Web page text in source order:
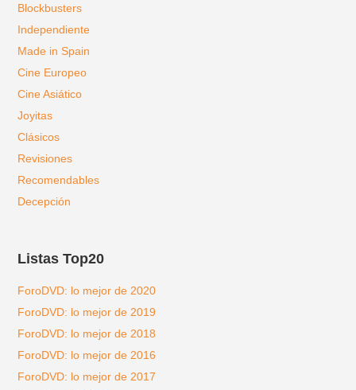
Blockbusters
Independiente
Made in Spain
Cine Europeo
Cine Asiático
Joyitas
Clásicos
Revisiones
Recomendables
Decepción
Listas Top20
ForoDVD: lo mejor de 2020
ForoDVD: lo mejor de 2019
ForoDVD: lo mejor de 2018
ForoDVD: lo mejor de 2016
ForoDVD: lo mejor de 2017